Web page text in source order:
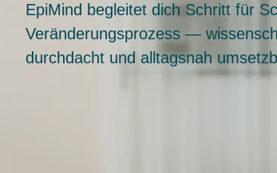
EpiMind begleitet dich Schritt für
Veränderungsprozess —
durchdacht und alltagsnah